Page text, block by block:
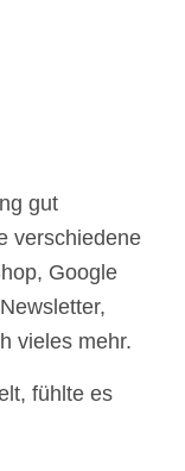
gut
verschiedene
Google
vieles mehr.
fühlte es